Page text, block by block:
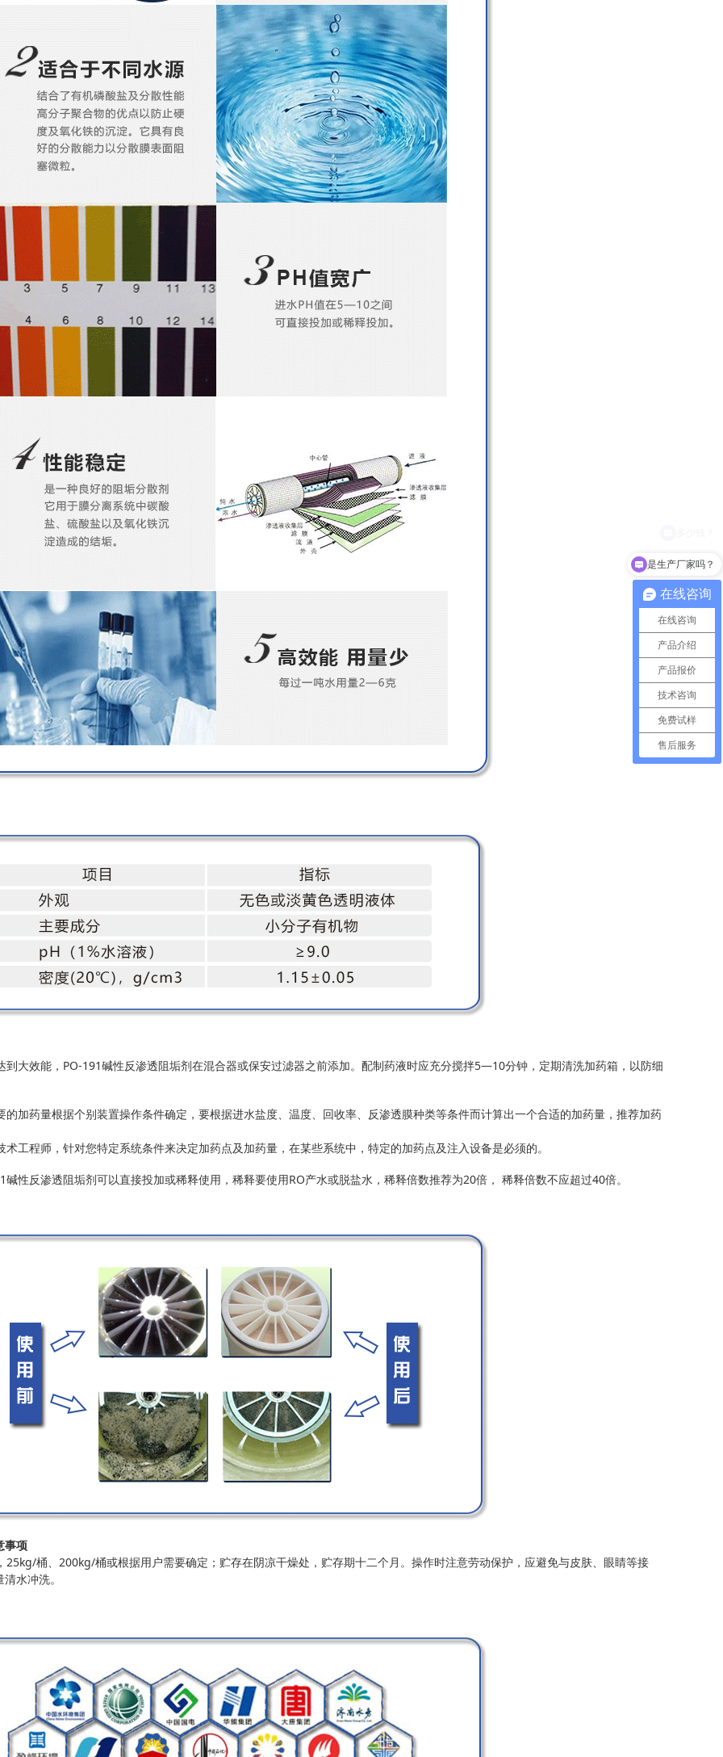
大效能，PO-191碱性反渗透阻垢剂在混合器或保安过滤器之前添加。配制药液时应充分搅拌5—10分钟，定期清洗加药箱，以防细
加药量根据个别装置操作条件确定，要根据进水盐度、温度、回收率、反渗透膜种类等条件而计算出一个合适的加药量，推荐加药
工程师，针对您特定系统条件来决定加药点及加药量，在某些系统中，特定的加药点及注入设备是必须的。
反渗透阻垢剂可以直接投加或稀释使用，稀释要使用RO产水或脱盐水，稀释倍数推荐为20倍， 稀释倍数不应超过40倍。
事项
桶、200kg/桶或根据用户需要确定；贮存在阴凉干燥处，贮存期十二个月。操作时注意劳动保护，应避免与皮肤、眼睛等接
水冲洗。
在线咨询
在线咨询
产品介绍
产品报价
技术咨询
免费试样
售后服务
是生产厂家吗？